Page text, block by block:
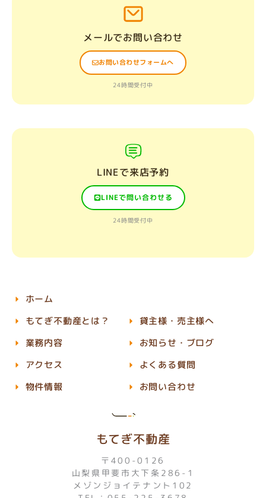
メールでお問い合わせ
お問い合わせフォームへ
24時間受付中
LINEで来店予約
LINEで問い合わせる
24時間受付中
もてぎ不動産
〒400-0126
山梨県甲斐市大下条286-1
メゾンジョイテナント102
ホーム
もてぎ不動産とは？
業務内容
アクセス
物件情報
貸主様・売主様へ
お知らせ・ブログ
よくある質問
お問い合わせ